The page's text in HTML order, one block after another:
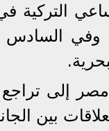
التركية
السادس
إلى تراجع
بين